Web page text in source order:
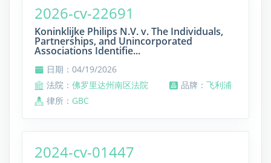
2026-cv-22691
Koninklijke Philips N.V. v. The Individuals,
Partnerships, and Unincorporated
Associations Identifie...
日期：04/19/2026
法院： 佛罗里达州南区法院 品牌： 飞利浦
律所： GBC
2024-cv-01447